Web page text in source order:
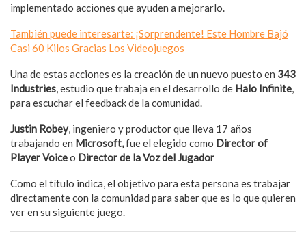
implementado acciones que ayuden a mejorarlo.
También puede interesarte: ¡Sorprendente! Este Hombre Bajó
Casi 60 Kilos Gracias Los Videojuegos
Una de estas acciones es la creación de un nuevo puesto en 343
Industries, estudio que trabaja en el desarrollo de Halo Infinite,
para escuchar el feedback de la comunidad.
Justin Robey, ingeniero y productor que lleva 17 años
trabajando en Microsoft,fue el elegido como Director of
Player Voiceo Director de la Voz del Jugador
Como el título indica, el objetivo para esta persona es trabajar
directamente con la comunidad para saber que es lo que quieren
ver en su siguiente juego.